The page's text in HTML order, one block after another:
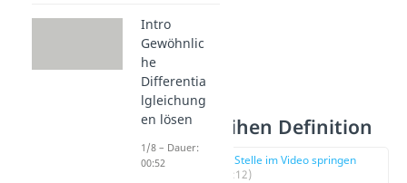
Fourier Reihen Definition
zur Stelle im Video springen
(03:12)
Intro
Gewöhnlic
he
Differentia
lgleichung
en lösen
1/8 – Dauer:
00:52